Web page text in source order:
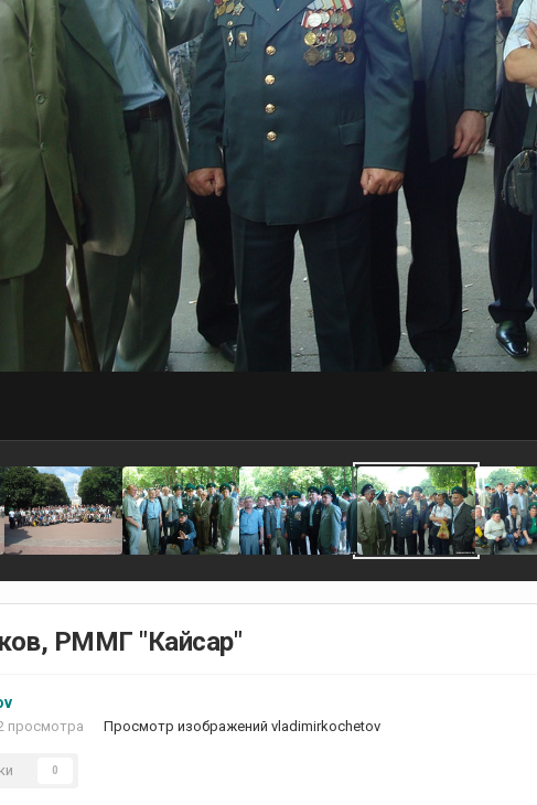
РММГ "Кайсар"
просмотра Просмотр изображений vladimirkochetov
0